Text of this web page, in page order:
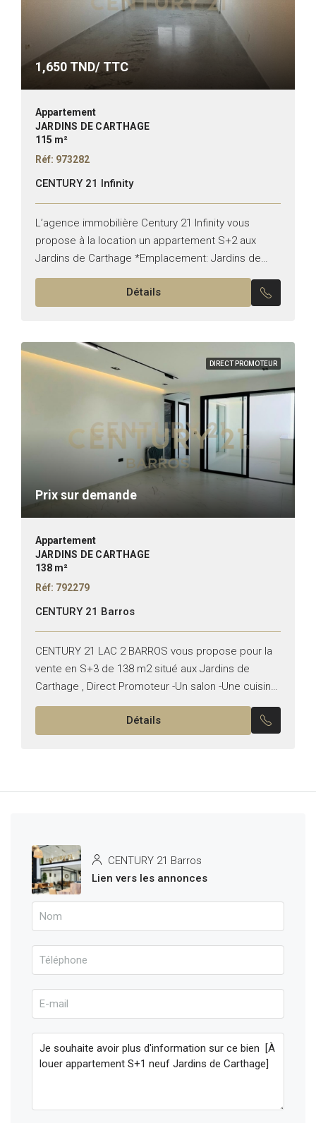
1,650 TND/ TTC
Appartement
JARDINS DE CARTHAGE
115 m²
Réf: 973282
CENTURY 21 Infinity
L’agence immobilière Century 21 Infinity vous
propose à la location un appartement S+2 aux
Jardins de Carthage *Emplacement: Jardins de
Carthage *Typologie: S+2 *État: vide Il est
composé de: -Un salon, une...
Détails
DIRECT PROMOTEUR
Prix sur demande
Appartement
JARDINS DE CARTHAGE
138 m²
Réf: 792279
CENTURY 21 Barros
CENTURY 21 LAC 2 BARROS vous propose pour la
vente en S+3 de 138 m2 situé aux Jardins de
Carthage , Direct Promoteur -Un salon -Une cuisine
équipée -Une suite parentale -Deux...
Détails
CENTURY 21 Barros
Lien vers les annonces